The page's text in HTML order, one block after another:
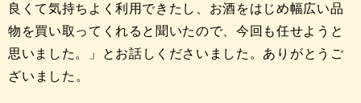
良くて気持ちよく利用できたし、お酒をはじめ幅広い品
物を買い取ってくれると聞いたので、今回も任せようと
思いました。
」 とお話しくださいました。あ りがとうご
ざいました。